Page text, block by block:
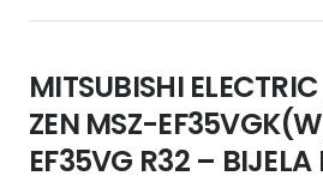
MITSUBISHI
ZEN MSZ-
EF35VG R32 –